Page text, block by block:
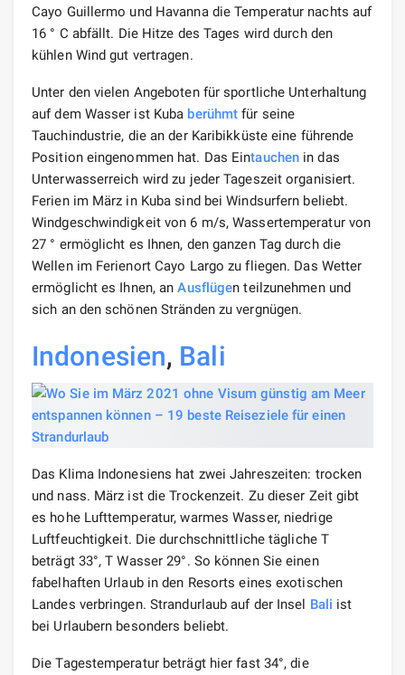
Cayo Guillermo und Havanna die Temperatur nachts auf
16 ° C abfällt. Die Hitze des Tages wird durch den
kühlen Wind gut vertragen.
Unter den vielen Angeboten für sportliche Unterhaltung
auf dem Wasser ist Kuba berühmt für seine
Tauchindustrie, die an der Karibikküste eine führende
Position eingenommen hat. Das Eintauchen in das
Unterwasserreich wird zu jeder Tageszeit organisiert.
Ferien im März in Kuba sind bei Windsurfern beliebt.
Windgeschwindigkeit von 6 m/s, Wassertemperatur von
27 ° ermöglicht es Ihnen, den ganzen Tag durch die
Wellen im Ferienort Cayo Largo zu fliegen. Das Wetter
ermöglicht es Ihnen, anAusflügen teilzunehmen und
sich an den schönen Stränden zu vergnügen.
Indonesien, Bali
Das Klima Indonesiens hat zwei Jahreszeiten: trocken
und nass. März ist die Trockenzeit. Zu dieser Zeit gibt
es hohe Lufttemperatur, warmes Wasser, niedrige
Luftfeuchtigkeit. Die durchschnittliche tägliche T
beträgt 33°, T Wasser 29°. So können Sie einen
fabelhaften Urlaub in den Resorts eines exotischen
Landes verbringen. Strandurlaub auf der Insel Bali ist
bei Urlaubern besonders beliebt.
Die Tagestemperatur beträgt hier fast 34°, die